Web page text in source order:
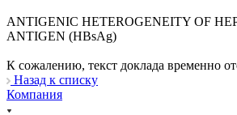
ANTIGENIC HETEROGENEITY OF
ANTIGEN (HBsAg)
К сожалению, текст доклада временно
Назад к списку
Компания